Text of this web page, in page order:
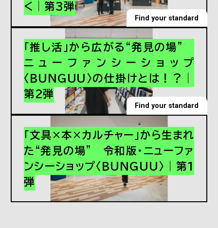
# 文房具
く｜第3弾
Find your standard
「推し活」から広がる“発見の場”
ニューファンシーショップ
〈BUNGUU〉の仕掛けとは！？｜
第2弾
Find your standard
「文具×本×カルチャー」から生まれ
た“発見の場” 令和版・ニューファ
ンシーショップ〈BUNGUU〉｜第1
弾